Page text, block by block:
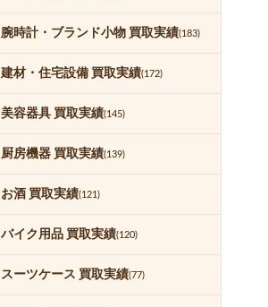
腕時計・ブランド小物 買取実績(183)
建材・住宅設備 買取実績(172)
美容器具 買取実績(145)
厨房機器 買取実績(139)
お酒 買取実績(121)
バイク用品 買取実績(120)
スーツケース 買取実績(77)